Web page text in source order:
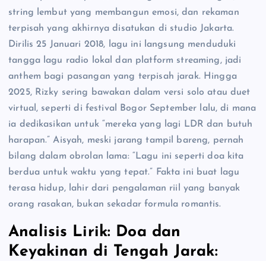
string lembut yang membangun emosi, dan rekaman
terpisah yang akhirnya disatukan di studio Jakarta.
Dirilis 25 Januari 2018, lagu ini langsung menduduki
tangga lagu radio lokal dan platform streaming, jadi
anthem bagi pasangan yang terpisah jarak. Hingga
2025, Rizky sering bawakan dalam versi solo atau duet
virtual, seperti di festival Bogor September lalu, di mana
ia dedikasikan untuk “mereka yang lagi LDR dan butuh
harapan.” Aisyah, meski jarang tampil bareng, pernah
bilang dalam obrolan lama: “Lagu ini seperti doa kita
berdua untuk waktu yang tepat.” Fakta ini buat lagu
terasa hidup, lahir dari pengalaman riil yang banyak
orang rasakan, bukan sekadar formula romantis.
Analisis Lirik: Doa dan
Keyakinan di Tengah Jarak: